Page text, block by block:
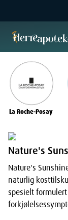
La Roche-Posay
Nature's
Nature's
naturlig
spesielt